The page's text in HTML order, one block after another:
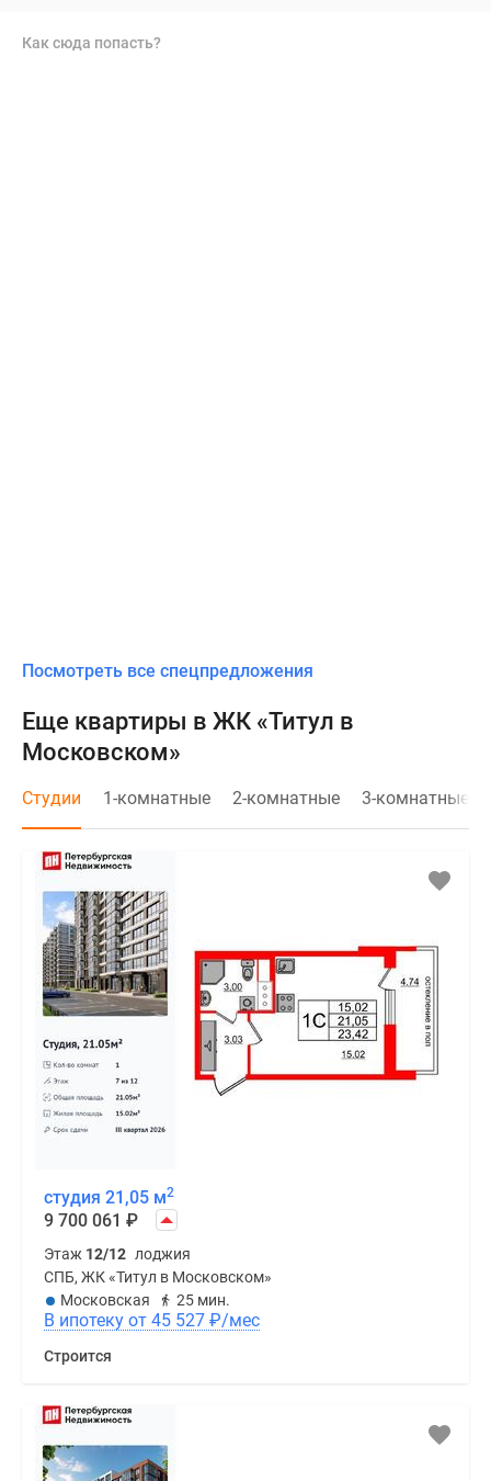
Как сюда попасть?
Посмотреть все спецпредложения
Еще квартиры в ЖК «Титул в
Московском»
Студии 1-комнатные 2-комнатные 3-комнатные
студия 21,05 м2
9 700 061 ₽
Этаж 12/12 лоджия
СПБ, ЖК «Титул в Московском»
Московская
25 мин.
В ипотеку от 45 527 ₽/мес
Строится